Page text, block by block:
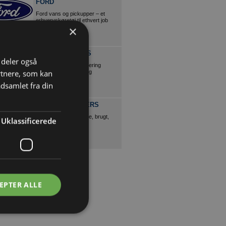
FORD
Ford vans og pickupper – et
erhvervskøretøj til ethvert job
CE NIELSEN APS
Nedbrydning miljøsanering
diamantskæring/boring
TITAN CONTAINERS
Alt i container, køb, leje, brugt,
isoleret etc
×
også
som kan
fra din
Uklassificerede
ALLE